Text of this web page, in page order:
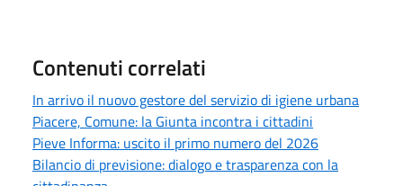
Contenuti correlati
In arrivo il nuovo gestore del servizio di igiene urbana
Piacere, Comune: la Giunta incontra i cittadini
Pieve Informa: uscito il primo numero del 2026
Bilancio di previsione: dialogo e trasparenza con la